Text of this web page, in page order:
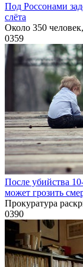
Под Россонами
слёта
Около 350
0359
После убийства
может грозить
Прокуратура
0390